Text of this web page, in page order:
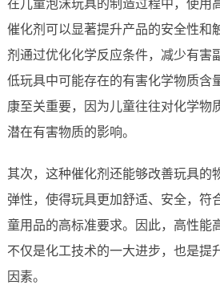
在儿童泡沫玩具的制造过程中，使用
催化剂可以显著提升产品的安全性和
剂通过优化化学反应条件，减少有害
低玩具中可能存在的有害化学物质含
康至关重要，因为儿童往往对化学物
潜在有害物质的影响。
其次，这种催化剂还能够改善玩具的
弹性，使得玩具更加舒适、安全，符
童用品的高标准要求。因此，高性能
不仅是化工技术的一大进步，也是提
因素。